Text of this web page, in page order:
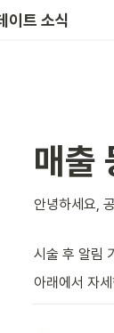
이트 소식
매출
안녕하세요,
시술 후 알림
아래에서 자